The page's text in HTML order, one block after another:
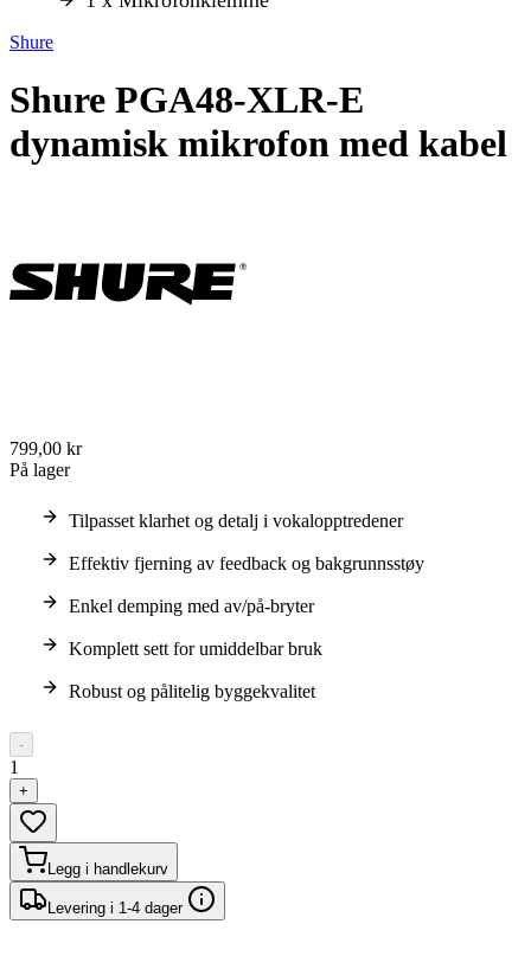
Shure
Shure PGA48-XLR-E
dynamisk mikrofon med kabel
799,00 kr
På lager
Tilpasset klarhet og detalj i vokalopptredener
Effektiv fjerning av feedback og bakgrunnsstøy
Enkel demping med av/på-bryter
Komplett sett for umiddelbar bruk
Robust og pålitelig byggekvalitet
-
1
+
Legg i handlekurv
Levering i 1-4 dager